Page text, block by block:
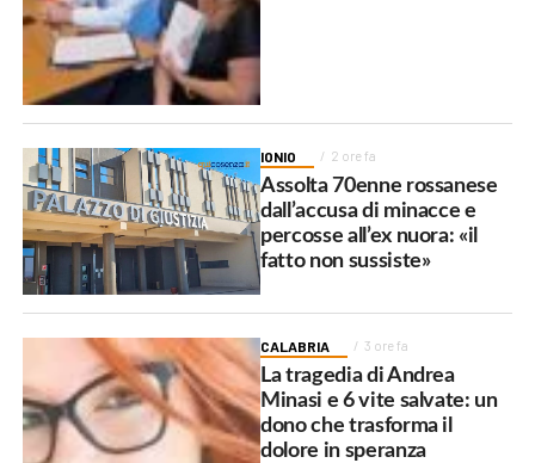
IONIO 2 ore fa
Assolta 70enne rossanese
dall’accusa di minacce e
percosse all’ex nuora: «il
fatto non sussiste»
CALABRIA 3 ore fa
La tragedia di Andrea
Minasi e 6 vite salvate: un
dono che trasforma il
dolore in speranza